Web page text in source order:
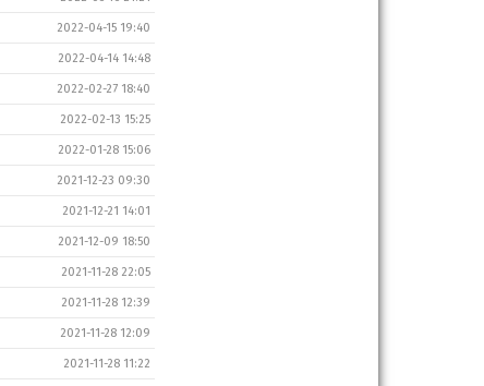
2022-04-15 19:40
2022-04-14 14:48
2022-02-27 18:40
2022-02-13 15:25
2022-01-28 15:06
2021-12-23 09:30
2021-12-21 14:01
2021-12-09 18:50
2021-11-28 22:05
2021-11-28 12:39
2021-11-28 12:09
2021-11-28 11:22